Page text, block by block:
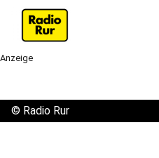
Anzeige
© Radio Rur